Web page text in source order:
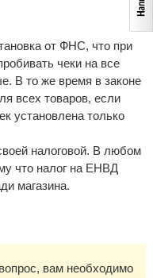
от ФНС, что при
чеки на все
В то же время в законе
всех товаров, если
установлена только
налоговой. В любом
что налог на ЕНВД
магазина.
вам необходимо